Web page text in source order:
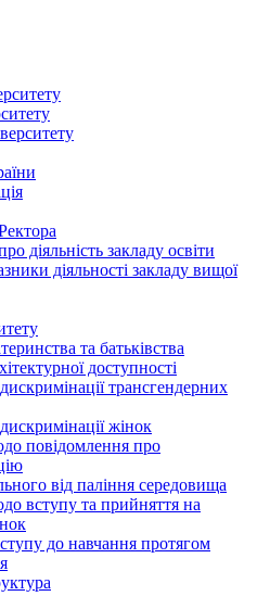
діяльність закладу освіти
діяльності закладу вищої
та батьківства
доступності
трансгендерних
жінок
повідомлення про
від паління середовища
вступу та прийняття на
до навчання протягом